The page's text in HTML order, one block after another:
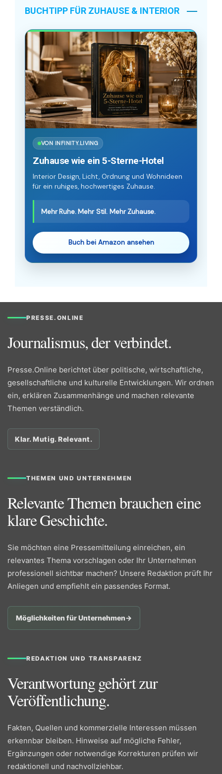
BUCHTIPP FÜR ZUHAUSE & INTERIOR
VON INFINITY.LIVING
Zuhause wie ein 5-Sterne-Hotel
Interior Design, Licht, Ordnung und Wohnideen
für ein ruhiges, hochwertiges Zuhause.
Mehr Ruhe. Mehr Stil. Mehr Zuhause.
Buch bei Amazon ansehen
PRESSE.ONLINE
Journalismus, der verbindet.
Presse.Online berichtet über politische, wirtschaftliche,
gesellschaftliche und kulturelle Entwicklungen. Wir ordnen
ein, erklären Zusammenhänge und machen relevante
Themen verständlich.
Klar. Mutig. Relevant.
THEMEN UND UNTERNEHMEN
Relevante Themen brauchen eine
klare Geschichte.
Sie möchten eine Pressemitteilung einreichen, ein
relevantes Thema vorschlagen oder Ihr Unternehmen
professionell sichtbar machen? Unsere Redaktion prüft Ihr
Anliegen und empfiehlt ein passendes Format.
Möglichkeiten für Unternehmen→
REDAKTION UND TRANSPARENZ
Verantwortung gehört zur
Veröffentlichung.
Fakten, Quellen und kommerzielle Interessen müssen
erkennbar bleiben. Hinweise auf mögliche Fehler,
Ergänzungen oder notwendige Korrekturen prüfen wir
redaktionell und nachvollziehbar.